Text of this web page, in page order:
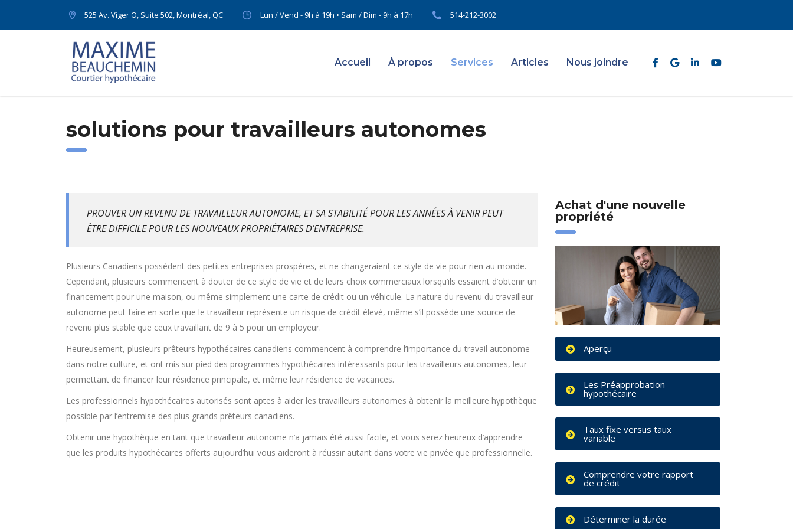
525 Av. Viger O, Suite 502, Montréal, QC Lun / Vend - 9h à 19h • Sam / Dim - 9h à 17h 514-212-3002
Accueil À propos Services Articles Nous joindre
solutions pour travailleurs autonomes
PROUVER UN REVENU DE TRAVAILLEUR AUTONOME, ET SA STABILITÉ POUR LES ANNÉES À VENIR PEUT
ÊTRE DIFFICILE POUR LES NOUVEAUX PROPRIÉTAIRES D’ENTREPRISE.
Plusieurs Canadiens possèdent des petites entreprises prospères, et ne changeraient ce style de vie pour rien au monde.
Cependant, plusieurs commencent à douter de ce style de vie et de leurs choix commerciaux lorsqu’ils essaient d’obtenir un
financement pour une maison, ou même simplement une carte de crédit ou un véhicule. La nature du revenu du travailleur
autonome peut faire en sorte que le travailleur représente un risque de crédit élevé, même s’il possède une source de
revenu plus stable que ceux travaillant de 9 à 5 pour un employeur.
Heureusement, plusieurs prêteurs hypothécaires canadiens commencent à comprendre l’importance du travail autonome
dans notre culture, et ont mis sur pied des programmes hypothécaires intéressants pour les travailleurs autonomes, leur
permettant de financer leur résidence principale, et même leur résidence de vacances.
Les professionnels hypothécaires autorisés sont aptes à aider les travailleurs autonomes à obtenir la meilleure hypothèque
possible par l’entremise des plus grands prêteurs canadiens.
Obtenir une hypothèque en tant que travailleur autonome n’a jamais été aussi facile, et vous serez heureux d’apprendre
que les produits hypothécaires offerts aujourd’hui vous aideront à réussir autant dans votre vie privée que professionnelle.
Achat d'une nouvelle
propriété
Aperçu
Les Préapprobation
hypothécaire
Taux fixe versus taux
variable
Comprendre votre rapport
de crédit
Déterminer la durée